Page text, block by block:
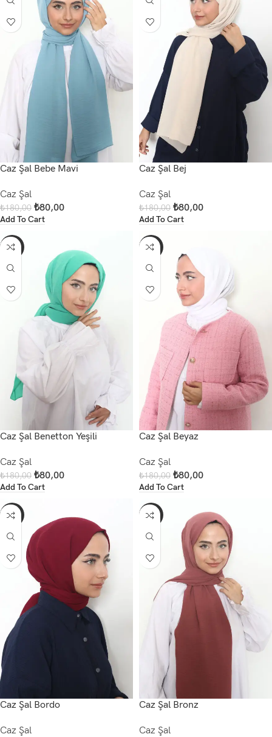
Caz Şal Bebe Mavi
Caz Şal
₺180,00 ₺80,00
Add To Cart
Caz Şal Bej
Caz Şal
₺180,00 ₺80,00
Add To Cart
-56%
Caz Şal Benetton Yeşili
Caz Şal
₺180,00 ₺80,00
Add To Cart
-56%
Caz Şal Beyaz
Caz Şal
₺180,00 ₺80,00
Add To Cart
-56%
Caz Şal Bordo
Caz Şal
-56%
Caz Şal Bronz
Caz Şal